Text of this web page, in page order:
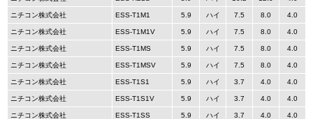
ニチコン株式会社 ESS-T1M1 5.9 ハイ 7.5 8.0 4.0
ニチコン株式会社 ESS-T1M1V 5.9 ハイ 7.5 8.0 4.0
ニチコン株式会社 ESS-T1MS 5.9 ハイ 7.5 8.0 4.0
ニチコン株式会社 ESS-T1MSV 5.9 ハイ 7.5 8.0 4.0
ニチコン株式会社 ESS-T1S1 5.9 ハイ 3.7 4.0 4.0
ニチコン株式会社 ESS-T1S1V 5.9 ハイ 3.7 4.0 4.0
ニチコン株式会社 ESS-T1SS 5.9 ハイ 3.7 4.0 4.0